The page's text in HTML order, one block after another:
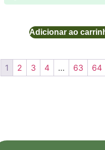
Adicionar ao
1 2 3 4 … 63 64